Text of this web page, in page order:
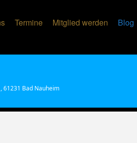
Termine Mitglied werden Blog
61231 Bad Nauheim